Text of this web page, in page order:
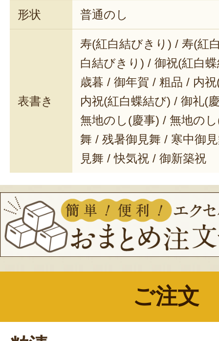
形状 普通のし
表書き
寿(紅白結びきり) / 寿(紅
白結びきり) / 御祝(紅白
歳暮 / 御年賀 / 粗品 / 内
内祝(紅白蝶結び) / 御礼(
無地のし(慶事) / 無地の
舞 / 残暑御見舞 / 寒中御
見舞 / 快気祝 / 御新築祝
ご注文